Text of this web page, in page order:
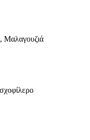
Μαλαγουζιά